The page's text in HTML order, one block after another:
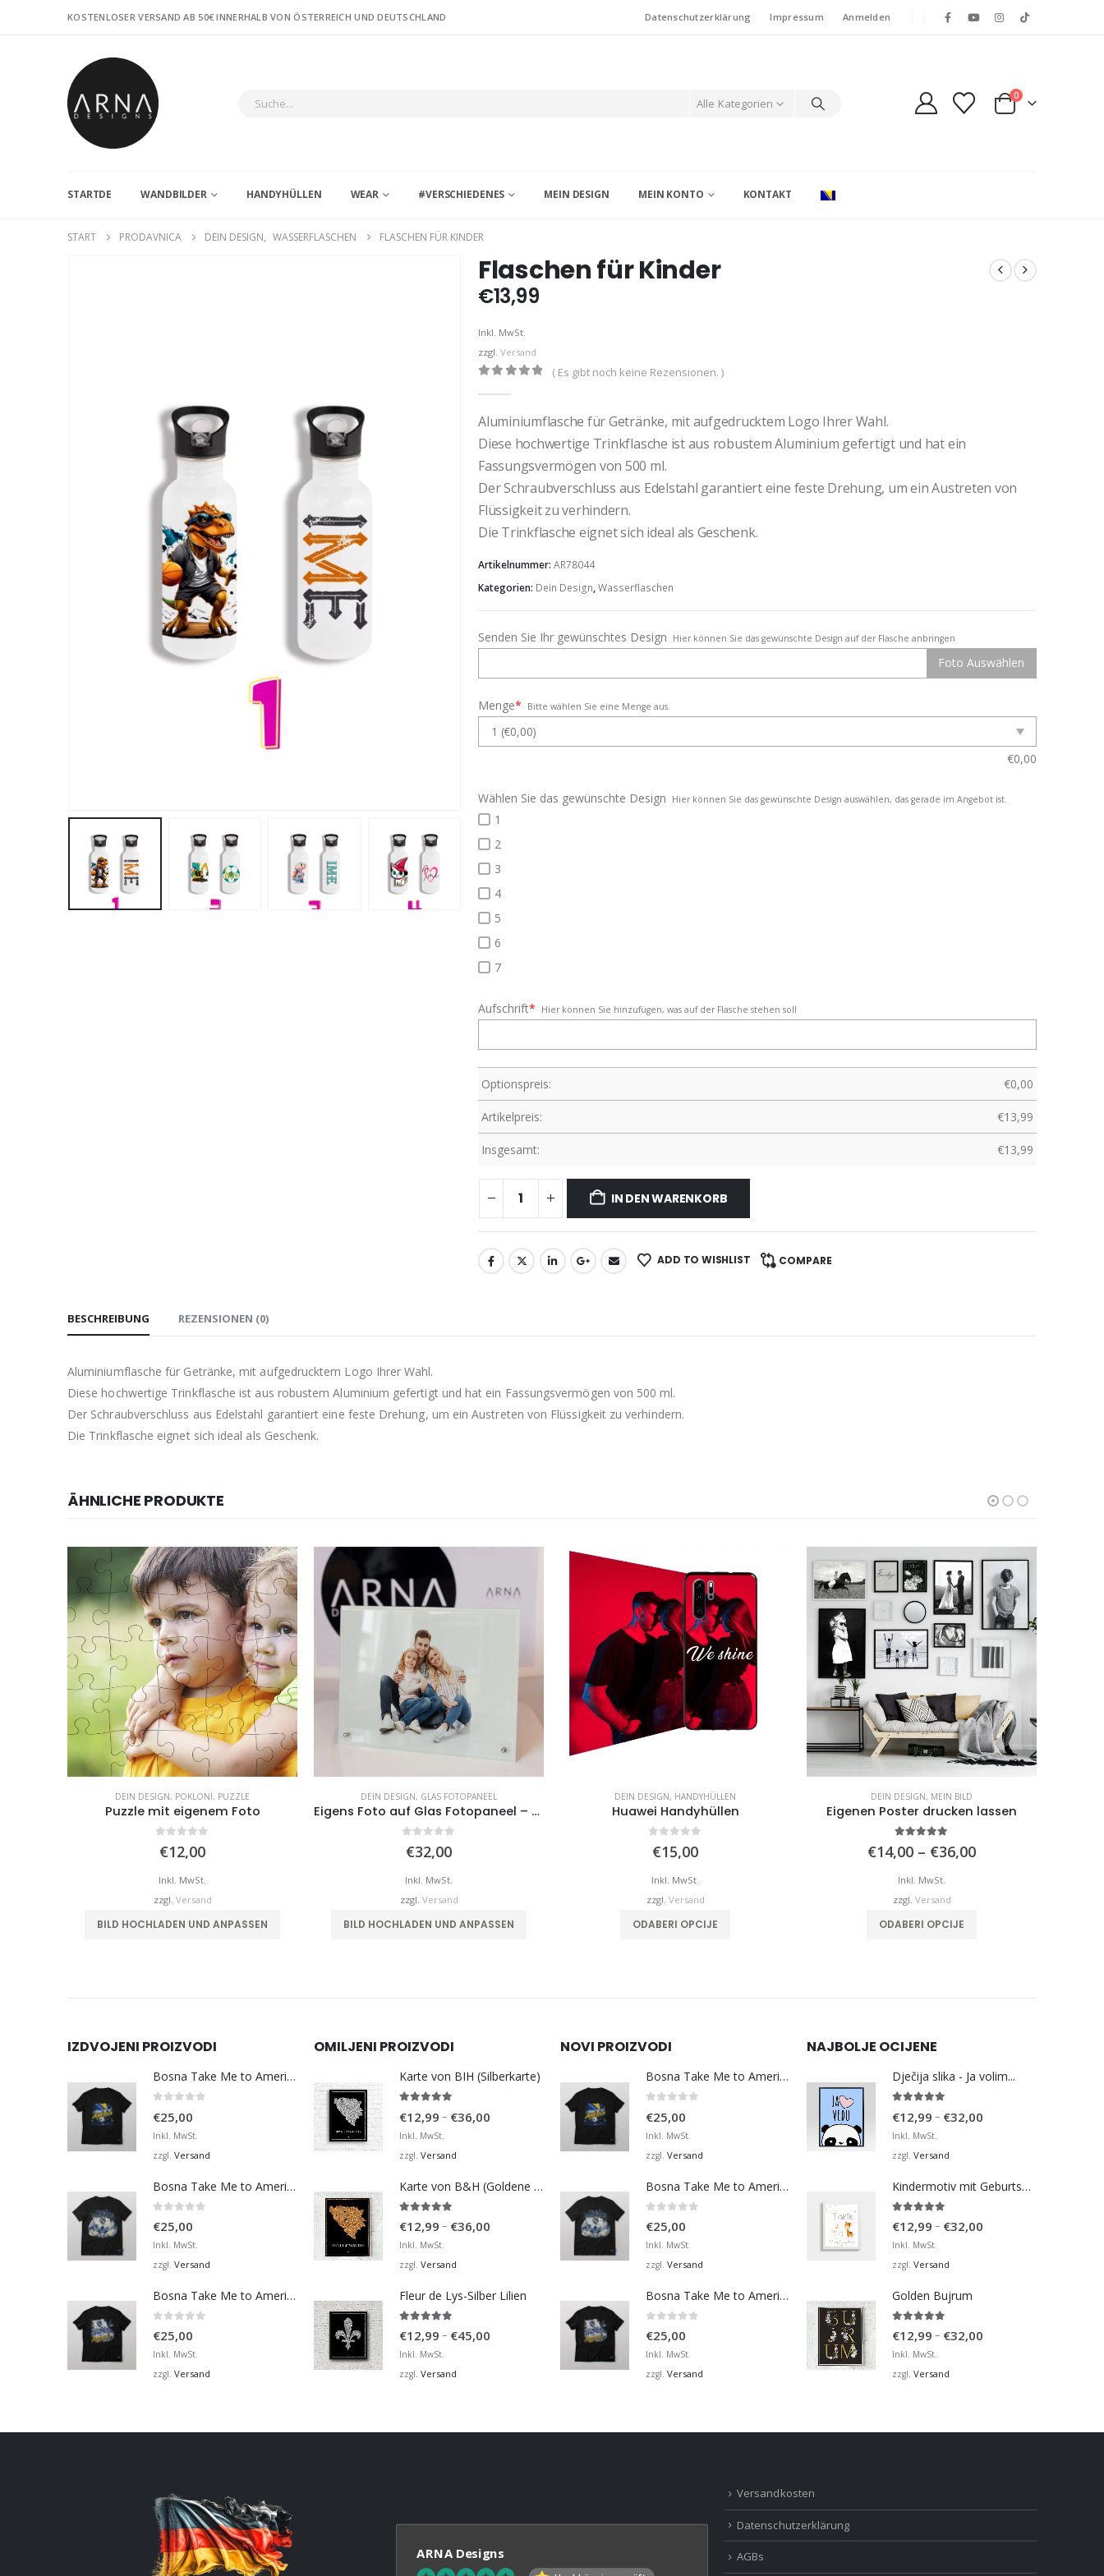
KOSTENLOSER VERSAND AB 50€ INNERHALB VON ÖSTERREICH UND DEUTSCHLAND Datenschutzerklärung Impressum Anmelden
Alle Kategorien
0
STARTDE WANDBILDER HANDYHÜLLEN WEAR #VERSCHIEDENES MEIN DESIGN MEIN KONTO KONTAKT
START PRODAVNICA DEIN DESIGN, WASSERFLASCHEN FLASCHEN FÜR KINDER
Flaschen für Kinder
€13,99
Inkl. MwSt.
zzgl. Versand
( Es gibt noch keine Rezensionen. )
Aluminiumflasche für Getränke, mit aufgedrucktem Logo Ihrer Wahl.
Diese hochwertige Trinkflasche ist aus robustem Aluminium gefertigt und hat ein
Fassungsvermögen von 500 ml.
Der Schraubverschluss aus Edelstahl garantiert eine feste Drehung, um ein Austreten von
Flüssigkeit zu verhindern.
Die Trinkflasche eignet sich ideal als Geschenk.
Artikelnummer: AR78044
Kategorien: Dein Design,Wasserflaschen
Senden Sie Ihr gewünschtes Design Hier können Sie das gewünschte Design auf der Flasche anbringen
Foto Auswählen
Menge* Bitte wählen Sie eine Menge aus.
€0,00
Wählen Sie das gewünschte Design Hier können Sie das gewünschte Design auswählen, das gerade im Angebot ist.
1
2
3
4
5
6
7
Aufschrift* Hier können Sie hinzufügen, was auf der Flasche stehen soll
Optionspreis: €0,00
Artikelpreis: €13,99
Insgesamt: €13,99
IN DEN WARENKORB
ADD TO WISHLIST COMPARE
BESCHREIBUNG REZENSIONEN (0)
Aluminiumflasche für Getränke, mit aufgedrucktem Logo Ihrer Wahl.
Diese hochwertige Trinkflasche ist aus robustem Aluminium gefertigt und hat ein Fassungsvermögen von 500 ml.
Der Schraubverschluss aus Edelstahl garantiert eine feste Drehung, um ein Austreten von Flüssigkeit zu verhindern.
Die Trinkflasche eignet sich ideal als Geschenk.
ÄHNLICHE PRODUKTE
DEIN DESIGN, POKLONI, PUZZLE
Puzzle mit eigenem Foto
€12,00
Inkl. MwSt.
zzgl. Versand
BILD HOCHLADEN UND ANPASSEN
DEIN DESIGN, GLAS FOTOPANEEL
Eigens Foto auf Glas Fotopaneel – Querformat
€32,00
Inkl. MwSt.
zzgl. Versand
BILD HOCHLADEN UND ANPASSEN
DEIN DESIGN, HANDYHÜLLEN
Huawei Handyhüllen
€15,00
Inkl. MwSt.
zzgl. Versand
ODABERI OPCIJE
DEIN DESIGN, MEIN BILD
Eigenen Poster drucken lassen
€14,00 – €36,00Preisspanne:
Inkl. MwSt.
zzgl. Versand
ODABERI OPCIJE
IZDVOJENI PROIZVODI
Bosna Take Me to America Navijačka Majica 3
€25,00
Inkl. MwSt.
zzgl. Versand
Bosna Take Me to America Navijačka Majica 4
€25,00
Inkl. MwSt.
zzgl. Versand
Bosna Take Me to America Navijačka Majica 2
€25,00
Inkl. MwSt.
zzgl. Versand
OMILJENI PROIZVODI
Karte von BIH (Silberkarte)
€12,99 – €36,00
Inkl. MwSt.
zzgl. Versand
Karte von B&H (Goldene Karte)
€12,99 – €36,00
Inkl. MwSt.
zzgl. Versand
Fleur de Lys-Silber Lilien
€12,99 – €45,00
Inkl. MwSt.
zzgl. Versand
NOVI PROIZVODI
Bosna Take Me to America Navijačka Majica 3
€25,00
Inkl. MwSt.
zzgl. Versand
Bosna Take Me to America Navijačka Majica 4
€25,00
Inkl. MwSt.
zzgl. Versand
Bosna Take Me to America Navijačka Majica 2
€25,00
Inkl. MwSt.
zzgl. Versand
NAJBOLJE OCIJENE
Dječija slika - Ja volim...
€12,99 – €32,00
Inkl. MwSt.
zzgl. Versand
Kindermotiv mit Geburtsdaten
€12,99 – €32,00
Inkl. MwSt.
zzgl. Versand
Golden Bujrum
€12,99 – €32,00
Inkl. MwSt.
zzgl. Versand
ARNA Designs
Versandkosten
Datenschutzerklärung
AGBs